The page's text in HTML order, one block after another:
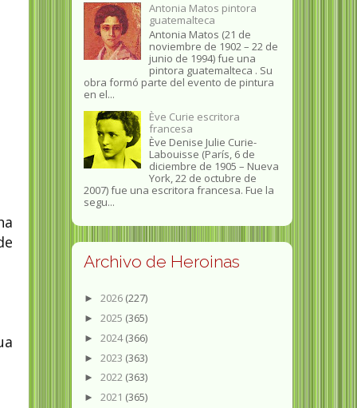
Antonia Matos pintora
guatemalteca
Antonia Matos (21 de
noviembre de 1902 – 22 de
junio de 1994) fue una
pintora guatemalteca . Su
obra formó parte del evento de pintura
en el...
Ève Curie escritora
francesa
Ève Denise Julie Curie-
Labouisse (París, 6 de
diciembre de 1905 – Nueva
York, 22 de octubre de
2007) fue una escritora francesa. Fue la
segu...
Archivo de Heroinas
► 2026 (227)
► 2025 (365)
► 2024(366)
► 2023 (363)
► 2022 (363)
► 2021 (365)